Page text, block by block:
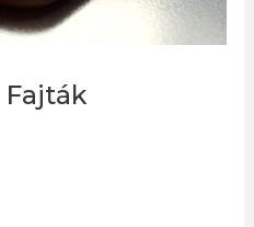
Fajták